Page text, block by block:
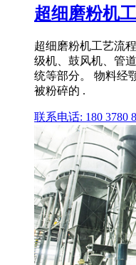
超细磨粉机
超细磨粉机工艺流
级机、鼓风机、管
统等部分。 物料经
被粉碎的 .
联系电话: 180 3780